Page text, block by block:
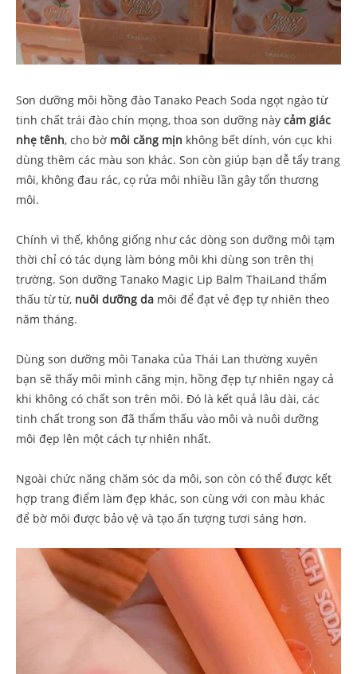
Son dưỡng môi hồng đào Tanako Peach Soda ngọt ngào từ
tinh chất trái đào chín mọng, thoa son dưỡng này cảm giác
nhẹ tênh, cho bờ môi căng mịn không bết dính, vón cục khi
dùng thêm các màu son khác. Son còn giúp bạn dễ tẩy trang
môi, không đau rác, cọ rửa môi nhiều lần gây tổn thương
môi.
Chính vì thế, không giống như các dòng son dưỡng môi tạm
thời chỉ có tác dụng làm bóng môi khi dùng son trên thị
trường. Son dưỡng Tanako Magic Lip Balm ThaiLand thẩm
thấu từ từ, nuôi dưỡng da môi để đạt vẻ đẹp tự nhiên theo
năm tháng.
Dùng son dưỡng môi Tanaka của Thái Lan thường xuyên
bạn sẽ thấy môi mình căng mịn, hồng đẹp tự nhiên ngay cả
khi không có chất son trên môi. Đó là kết quả lâu dài, các
tinh chất trong son đã thẩm thấu vào môi và nuôi dưỡng
môi đẹp lên một cách tự nhiên nhất.
Ngoài chức năng chăm sóc da môi, son còn có thể được kết
hợp trang điểm làm đẹp khác, son cùng với con màu khác
để bờ môi được bảo vệ và tạo ấn tượng tươi sáng hơn.